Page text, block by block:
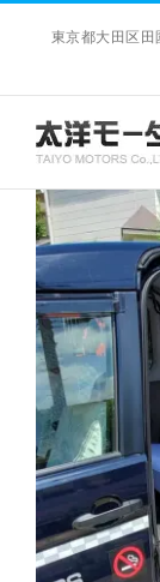
東京都大田区
View
Larger
Image